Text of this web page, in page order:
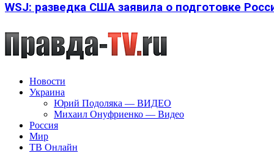
WSJ: разведка США заявила о подготовке
Новости
Украина
Юрий Подоляка — ВИДЕО
Михаил Онуфриенко — Видео
Россия
Мир
ТВ Онлайн